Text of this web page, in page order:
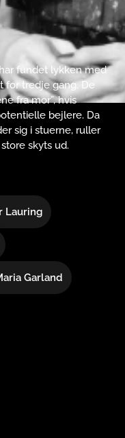
fundet lykken med
for tredje gang. De
fra mor”, hvis
bejlere. Da
sig i stuerne, ruller
skyts ud.
Lauring
Garland